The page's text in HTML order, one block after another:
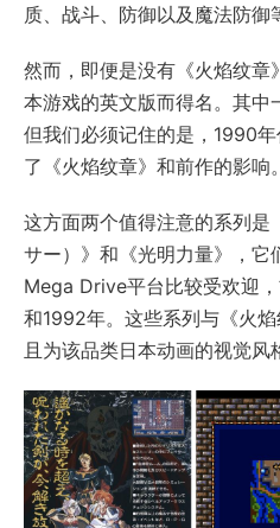
质、战斗、防御以及魔法防御
然而，即便是没有《火焰纹章
本游戏的英文版而得名。其中
但我们必须记住的是，1990
了《火焰纹章》和前作的影响。
这方面两个值得注意的系列是
サー）》和《光明力量》，它
Mega Drive平台比较受欢迎
和1992年。这些系列与《火
且为该品类日本动画的视觉风